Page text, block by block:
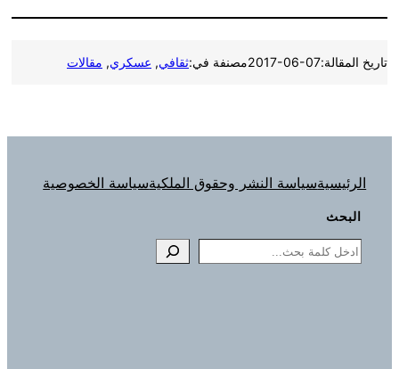
تاريخ المقالة:2017-06-07مصنفة في:ثقافي, عسكري, مقالات
الرئيسيةسياسة النشر وحقوق الملكيةسياسة الخصوصية
البحث
Search